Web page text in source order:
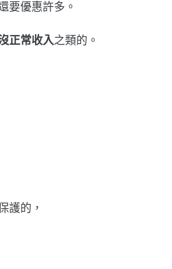
要優惠許多。
正常收入之類的。
護的，